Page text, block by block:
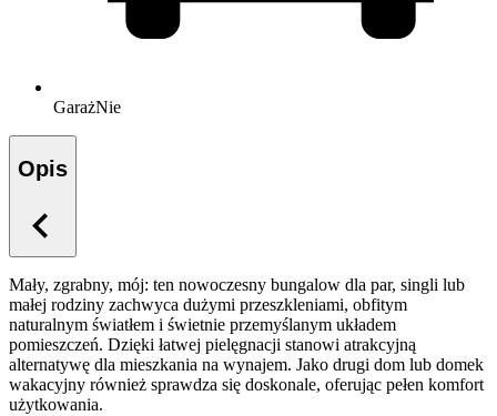
GarażNie
Opis
Mały, zgrabny, mój: ten nowoczesny bungalow dla par, singli lub
małej rodziny zachwyca dużymi przeszkleniami, obfitym
naturalnym światłem i świetnie przemyślanym układem
pomieszczeń. Dzięki łatwej pielęgnacji stanowi atrakcyjną
alternatywę dla mieszkania na wynajem. Jako drugi dom lub domek
wakacyjny również sprawdza się doskonale, oferując pełen komfort
użytkowania.